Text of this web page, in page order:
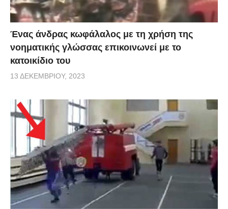
Ένας άνδρας κωφάλαλος με τη χρήση της
νοηματικής γλώσσας επικοινωνεί με το
κατοικίδιο του
13 ΔΕΚΕΜΒΡΊΟΥ, 2023